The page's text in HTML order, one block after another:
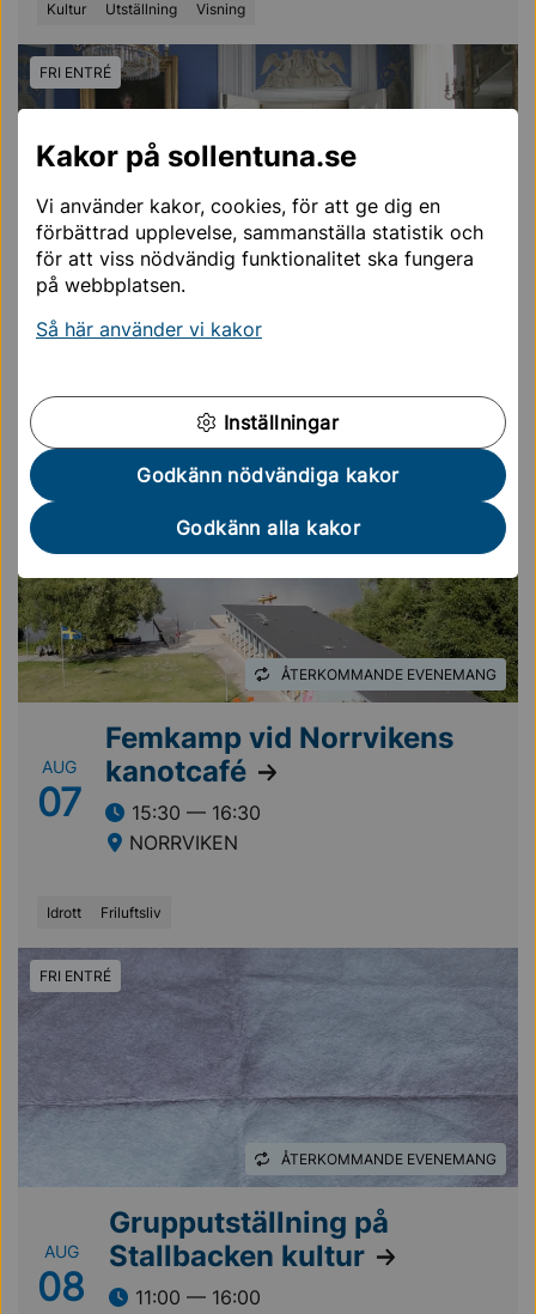
Kakor på sollentuna.se
Vi använder kakor, cookies, för att ge dig en
förbättrad upplevelse, sammanställa statistik och
för att viss nödvändig funktionalitet ska fungera
på webbplatsen.
Så här använder vi kakor
Inställningar
Godkänn nödvändiga kakor
Godkänn alla kakor
Kultur Utställning Visning
FRI ENTRÉ
ÅTERKOMMANDE EVENEMANG
AUG Visning på Edsbergs slott
EDSVIK
FRI ENTRÉ
ÅTERKOMMANDE EVENEMANG
AUG
07
Femkamp vid Norrvikens
kanotcafé
15:30 — 16:30
NORRVIKEN
Idrott Friluftsliv
FRI ENTRÉ
ÅTERKOMMANDE EVENEMANG
AUG
08
Grupputställning på
Stallbacken kultur
11:00 — 16:00